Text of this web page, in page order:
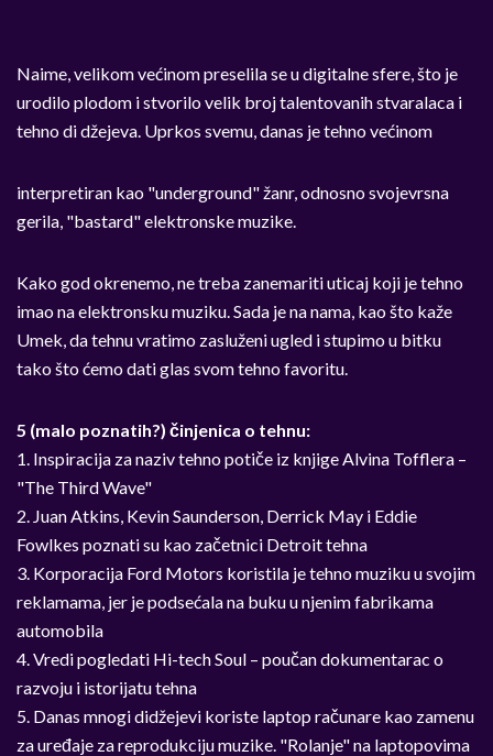
Naime, velikom većinom preselila se u digitalne sfere, što je
urodilo plodom i stvorilo velik broj talentovanih stvaralaca i
tehno di džejeva. Uprkos svemu, danas je tehno većinom
interpretiran kao "underground" žanr, odnosno svojevrsna
gerila, "bastard" elektronske muzike.
Kako god okrenemo, ne treba zanemariti uticaj koji je tehno
imao na elektronsku muziku. Sada je na nama, kao što kaže
Umek, da tehnu vratimo zasluženi ugled i stupimo u bitku
tako što ćemo dati glas svom tehno favoritu.
5 (malo poznatih?) činjenica o tehnu:
1. Inspiracija za naziv tehno potiče iz knjige Alvina Tofflera –
"The Third Wave"
2. Juan Atkins, Kevin Saunderson, Derrick May i Eddie
Fowlkes poznati su kao začetnici Detroit tehna
3. Korporacija Ford Motors koristila je tehno muziku u svojim
reklamama, jer je podsećala na buku u njenim fabrikama
automobila
4. Vredi pogledati Hi-tech Soul – poučan dokumentarac o
razvoju i istorijatu tehna
5. Danas mnogi didžejevi koriste laptop računare kao zamenu
za uređaje za reprodukciju muzike. "Rolanje" na laptopovima